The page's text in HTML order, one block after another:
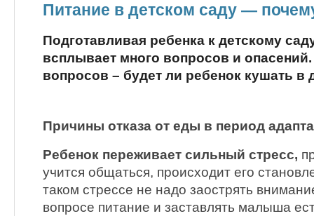
Питание в детском саду —
Подготавливая ребенка к детскому
всплывает много вопросов и
вопросов – будет ли ребенок кушать в
Причины отказа от еды в период
Ребенок переживает сильный стресс,
учится общаться, происходит его
таком стрессе не надо заострять
вопросе питание и заставлять малыша